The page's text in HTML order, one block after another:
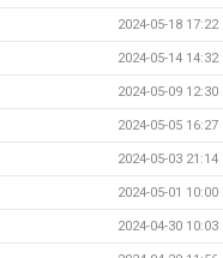
2024-05-18 17:22
2024-05-14 14:32
2024-05-09 12:30
2024-05-05 16:27
2024-05-03 21:14
2024-05-01 10:00
2024-04-30 10:03